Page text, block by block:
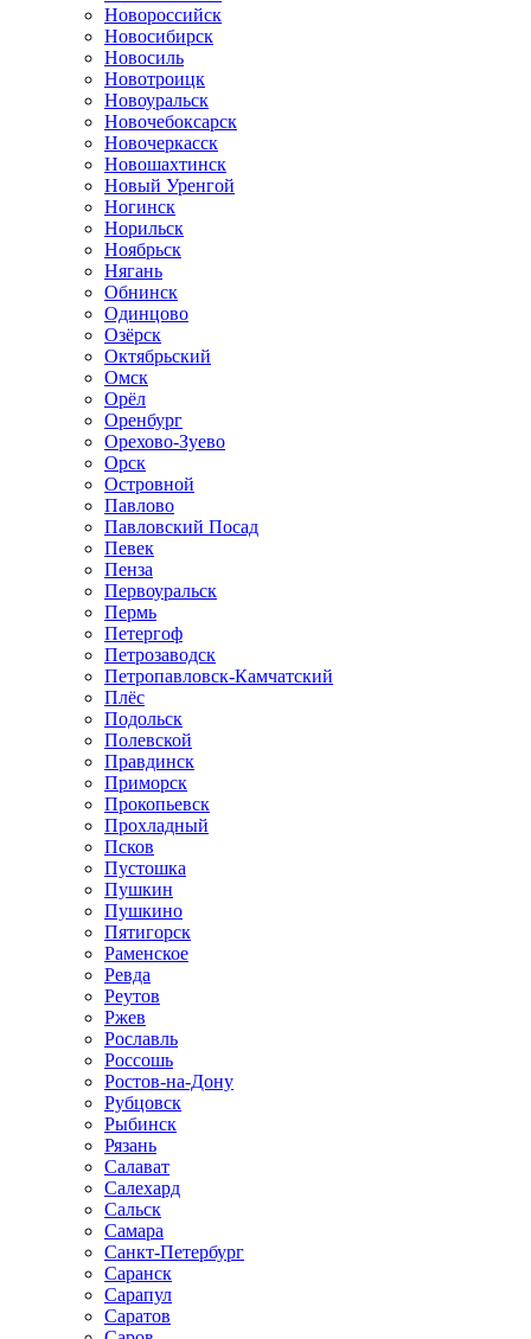
Новороссийск
Новосибирск
Новосиль
Новотроицк
Новоуральск
Новочебоксарск
Новочеркасск
Новошахтинск
Новый Уренгой
Ногинск
Норильск
Ноябрьск
Нягань
Обнинск
Одинцово
Озёрск
Октябрьский
Омск
Орёл
Оренбург
Орехово-Зуево
Орск
Островной
Павлово
Павловский Посад
Певек
Пенза
Первоуральск
Пермь
Петергоф
Петрозаводск
Петропавловск-Камчатский
Плёс
Подольск
Полевской
Правдинск
Приморск
Прокопьевск
Прохладный
Псков
Пустошка
Пушкин
Пушкино
Пятигорск
Раменское
Ревда
Реутов
Ржев
Рославль
Россошь
Ростов-на-Дону
Рубцовск
Рыбинск
Рязань
Салават
Салехард
Сальск
Самара
Санкт-Петербург
Саранск
Сарапул
Саратов